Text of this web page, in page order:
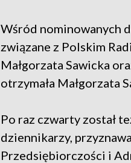
Wśród nominowanych
związane z Polskim
Małgorzata Sawicka
otrzymała Małgorzata
Po raz czwarty został
dziennikarzy,
Przedsiębiorczości i